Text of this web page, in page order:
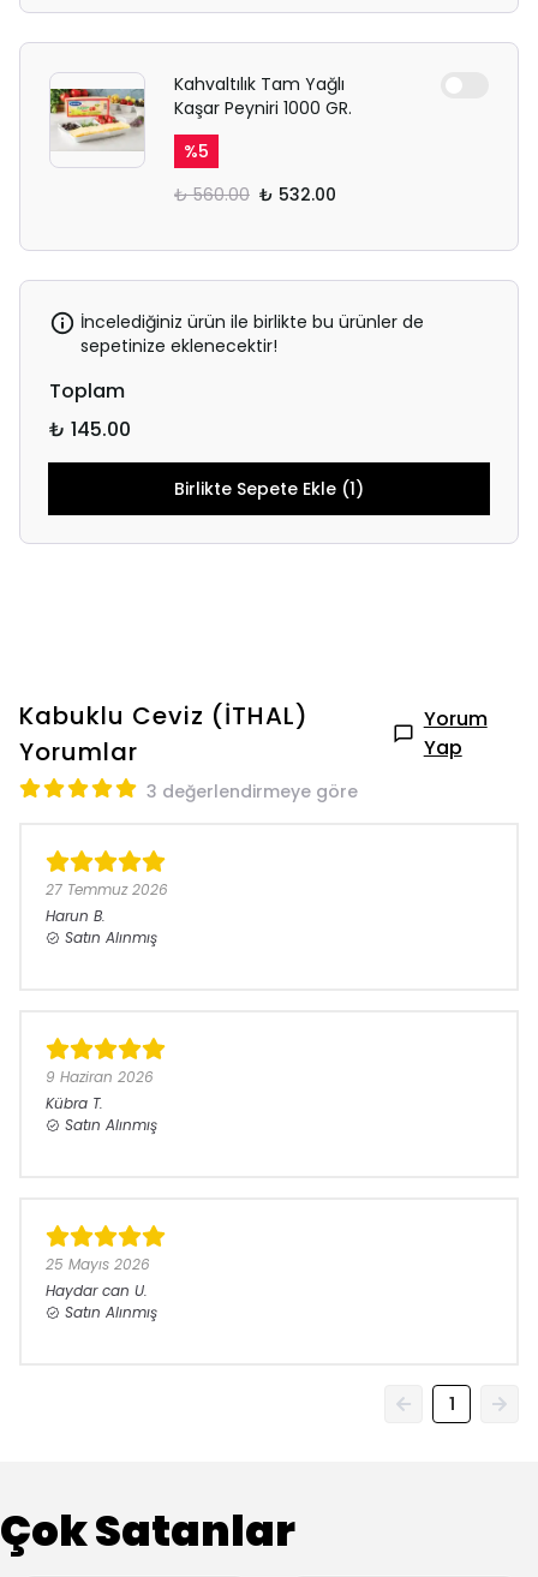
Kahvaltılık Tam Yağlı
Kaşar Peyniri 1000 GR.
%5
₺ 560.00 ₺ 532.00
İncelediğiniz ürün ile birlikte bu ürünler de
sepetinize eklenecektir!
Toplam
₺ 145.00
Birlikte Sepete Ekle (1)
Kabuklu Ceviz (İTHAL)
Yorumlar
Yorum
Yap
3 değerlendirmeye göre
27 Temmuz 2026
Harun B.
Satın Alınmış
9 Haziran 2026
Kübra T.
Satın Alınmış
25 Mayıs 2026
Haydar can U.
Satın Alınmış
1
Çok Satanlar